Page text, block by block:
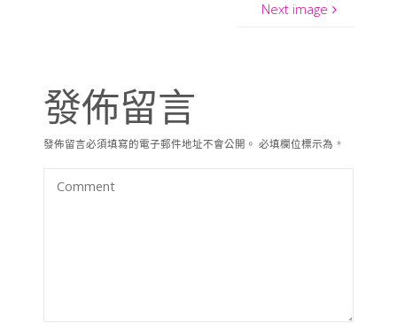
Next image
發佈留言
發佈留言必須填寫的電子郵件地址不會公開。 必填欄位標示為 *